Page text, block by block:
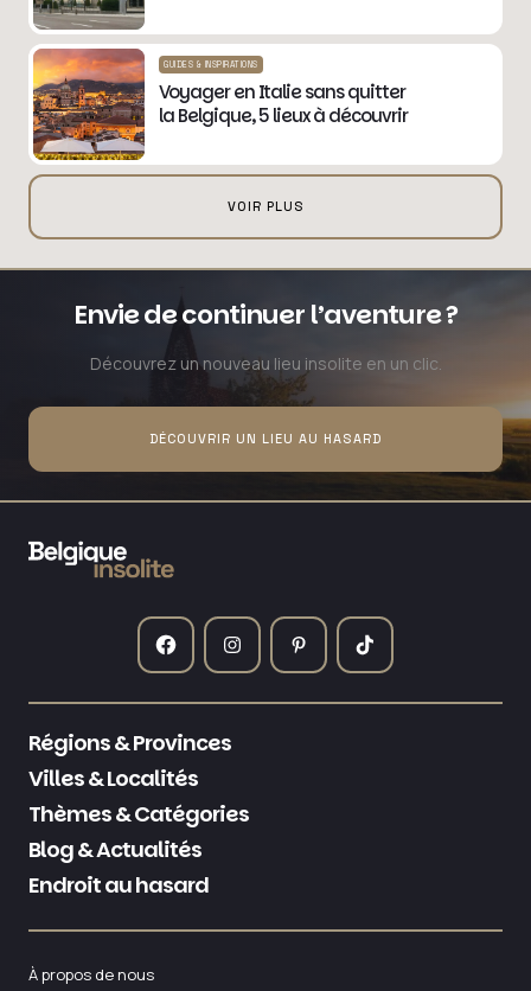
GUIDES & INSPIRATIONS
Voyager en Italie sans quitter
la Belgique, 5 lieux à découvrir
VOIR PLUS
Envie de continuer l’aventure ?
Découvrez un nouveau lieu insolite en un clic.
DÉCOUVRIR UN LIEU AU HASARD
Régions & Provinces
Villes & Localités
Thèmes & Catégories
Blog & Actualités
Endroit au hasard
À propos de nous